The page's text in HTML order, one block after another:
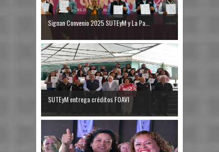
Signan Convenio 2025 SUTEyM y La Pa...
SUTEyM entrega créditos FOAVI